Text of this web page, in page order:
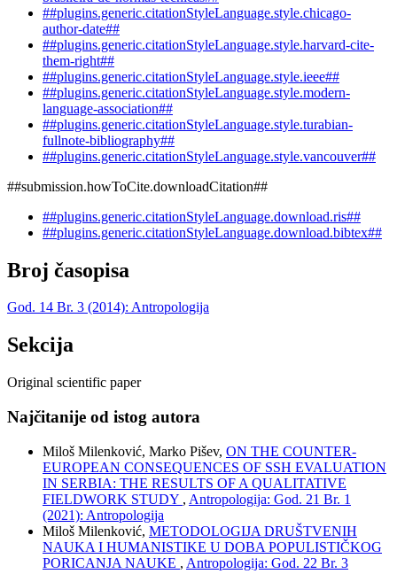
##plugins.generic.citationStyleLanguage.style.chicago-
author-date##
##plugins.generic.citationStyleLanguage.style.harvard-cite-
them-right##
##plugins.generic.citationStyleLanguage.style.ieee##
##plugins.generic.citationStyleLanguage.style.modern-
language-association##
##plugins.generic.citationStyleLanguage.style.turabian-
fullnote-bibliography##
##plugins.generic.citationStyleLanguage.style.vancouver##
##submission.howToCite.downloadCitation##
##plugins.generic.citationStyleLanguage.download.ris##
##plugins.generic.citationStyleLanguage.download.bibtex##
Broj časopisa
God. 14 Br. 3 (2014): Antropologija
Sekcija
Original scientific paper
Najčitanije od istog autora
Miloš Milenković, Marko Pišev, ON THE COUNTER-
EUROPEAN CONSEQUENCES OF SSH EVALUATION
IN SERBIA: THE RESULTS OF A QUALITATIVE
FIELDWORK STUDY , Antropologija: God. 21 Br. 1
(2021): Antropologija
Miloš Milenković, METODOLOGIJA DRUŠTVENIH
NAUKA I HUMANISTIKE U DOBA POPULISTIČKOG
PORICANJA NAUKE , Antropologija: God. 22 Br. 3